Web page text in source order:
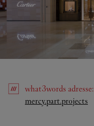
what3words adresse:
mercy.part.projects